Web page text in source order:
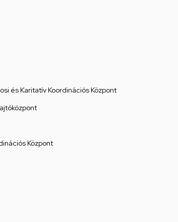
és Karitatív Koordinációs Központ
Központ